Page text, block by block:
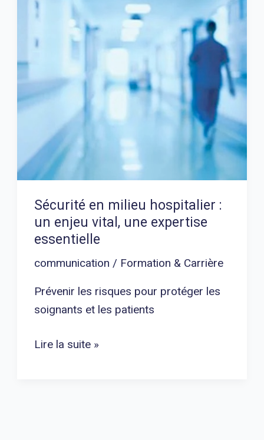
Sécurité en milieu hospitalier :
un enjeu vital, une expertise
essentielle
communication / Formation & Carrière
Prévenir les risques pour protéger les
soignants et les patients
un
une
expertise
essentielle
Lire la suite »